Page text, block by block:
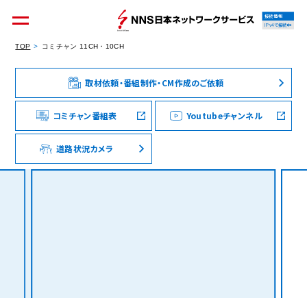
個人のお客様 集合住宅オーナーの方
法人のお客様 料金シミュレーション
接続情報
IPv4で接続中
TOP コミチャン 11CH・10CH
取材依頼・番組制作・CM作成のご依頼
コミチャン番組表 Youtubeチャンネル
道路状況カメラ